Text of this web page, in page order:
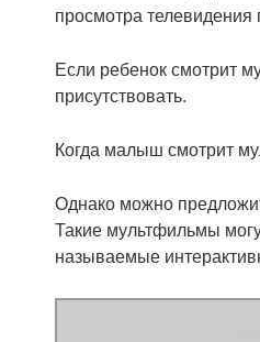
просмотра телевидения
Если ребенок смотрит
присутствовать.
Когда малыш смотрит
Однако можно
Такие мультфильмы
называемые